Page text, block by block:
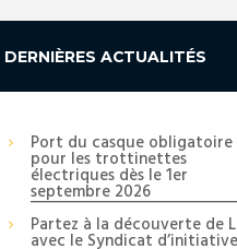
DERNIÈRES ACTUALITÉS
Port du casque obligatoire
pour les trottinettes
électriques dès le 1er
septembre 2026
Partez à la découverte de
avec le Syndicat